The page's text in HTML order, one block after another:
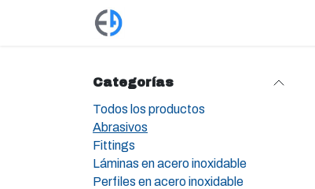
Categorías
Todos los productos
Abrasivos
Fittings
Láminas en acero inoxidable
Perfiles en acero inoxidable